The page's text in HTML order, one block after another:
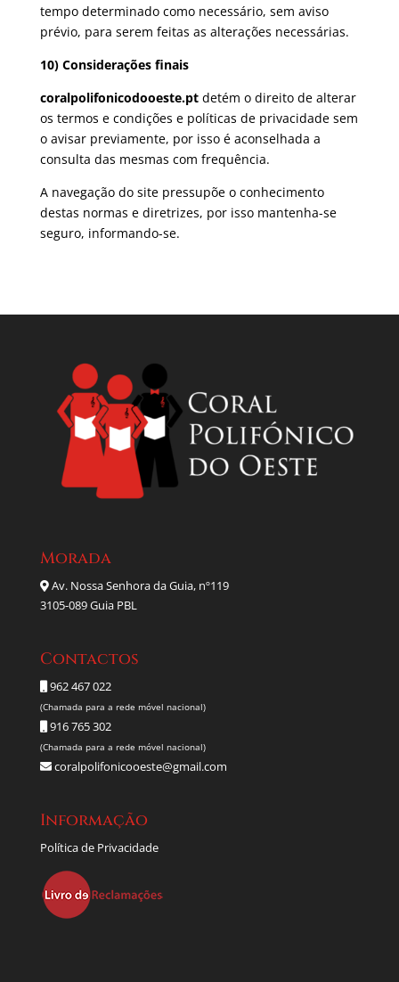
tempo determinado como necessário, sem aviso
prévio, para serem feitas as alterações necessárias.
10) Considerações finais
coralpolifonicodooeste.pt detém o direito de alterar
os termos e condições e políticas de privacidade sem
o avisar previamente, por isso é aconselhada a
consulta das mesmas com frequência.
A navegação do site pressupõe o conhecimento
destas normas e diretrizes, por isso mantenha-se
seguro, informando-se.
Morada
Av. Nossa Senhora da Guia, nº119
3105-089 Guia PBL
Contactos
962 467 022
(Chamada para a rede móvel nacional)
916 765 302
(Chamada para a rede móvel nacional)
coralpolifonicooeste@gmail.com
Informação
Política de Privacidade